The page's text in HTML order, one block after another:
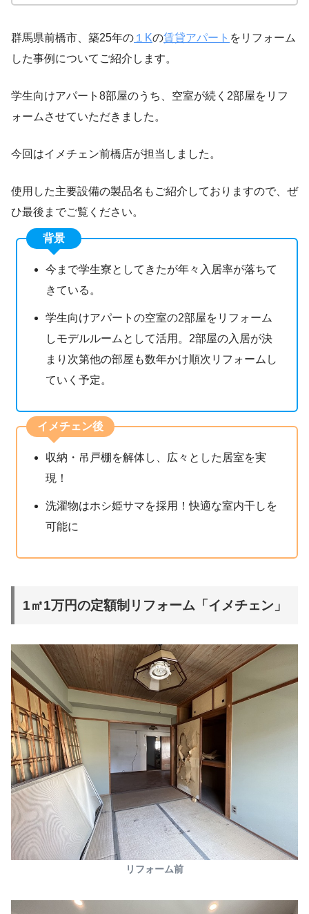
群馬県前橋市、築25年の １Kの賃貸アパート をリフォーム
した事例についてご紹介します。
学生向けアパート8部屋のうち、空室が続く2部屋をリフ
ォームさせていただきました。
今回はイメチェン前橋店が担当しました。
使用した主要設備の製品名もご紹介しておりますので、ぜ
ひ最後までご覧ください。
背景
今まで学生寮としてきたが年々入居率が落ちて
きている。
学生向けアパートの空室の2部屋をリフォーム
しモデルルームとして活用。2部屋の入居が決
まり次第他の部屋も数年かけ順次リフォームし
ていく予定。
イメチェン後
収納・吊戸棚を解体し、広々とした居室を実
現！
洗濯物はホシ姫サマを採用！快適な室内干しを
可能に
1㎡1万円の定額制リフォーム「イメチェン」
リフォーム前